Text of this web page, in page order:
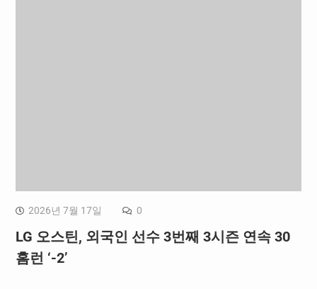
2026년 7월 17일 0
LG 오스틴, 외국인 선수 3번째 3시즌 연속 30
홈런 ‘-2’